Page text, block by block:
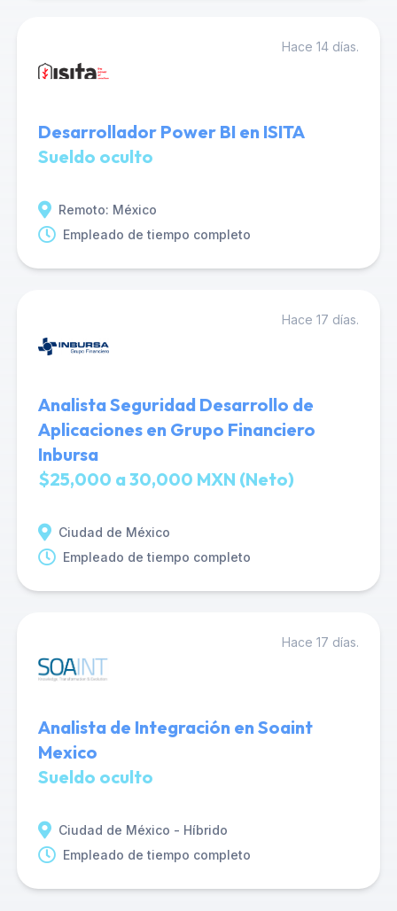
Hace 14 días.
Desarrollador Power BI en ISITA
Sueldo oculto
Remoto: México
Empleado de tiempo completo
Hace 17 días.
Analista Seguridad Desarrollo de
Aplicaciones en Grupo Financiero
Inbursa
$25,000 a 30,000 MXN (Neto)
Ciudad de México
Empleado de tiempo completo
Hace 17 días.
Analista de Integración en Soaint
Mexico
Sueldo oculto
Ciudad de México - Híbrido
Empleado de tiempo completo